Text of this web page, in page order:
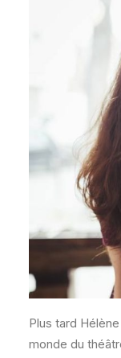
Plus tard
monde du